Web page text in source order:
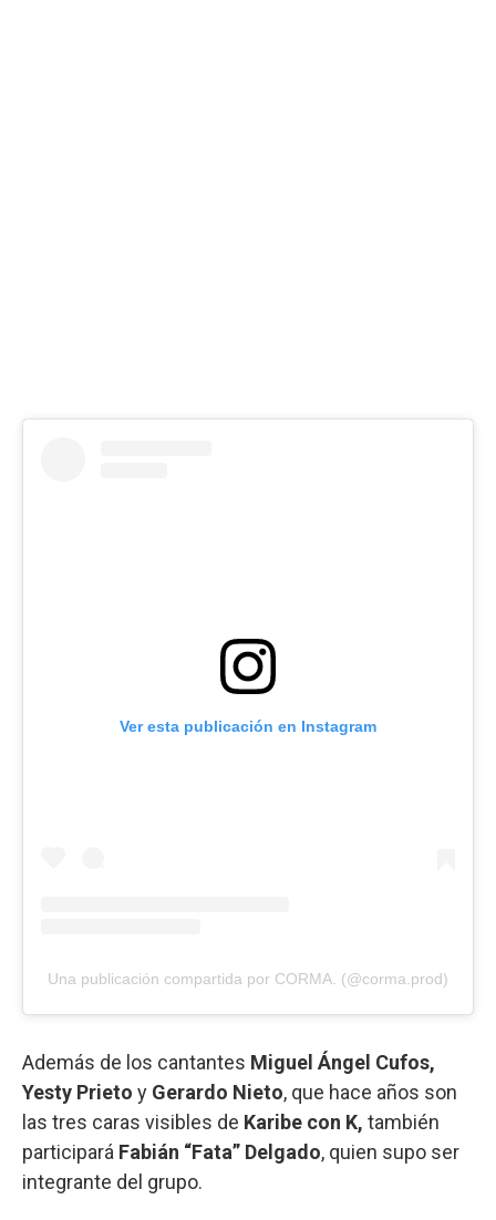
Ver esta publicación en Instagram
Una publicación compartida por CORMA. (@corma.prod)
Además de los cantantes Miguel Ángel Cufos,
Yesty Prieto y Gerardo Nieto, que hace años son
las tres caras visibles de Karibe con K, también
participará Fabián “Fata” Delgado, quien supo ser
integrante del grupo.